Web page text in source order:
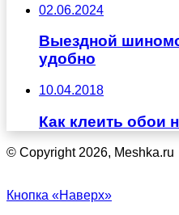
02.06.2024
Выездной
удобно
10.04.2018
Как клеить обои
© Copyright 2026, Meshka.ru
Кнопка «Наверх»